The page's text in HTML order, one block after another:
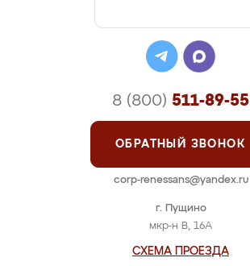
г. Пущино
мкр-н В, 16А
СХЕМА ПРОЕЗДА
8 (800) 511-89-55
ОБРАТНЫЙ ЗВОНОК
corp-renessans@yandex.ru